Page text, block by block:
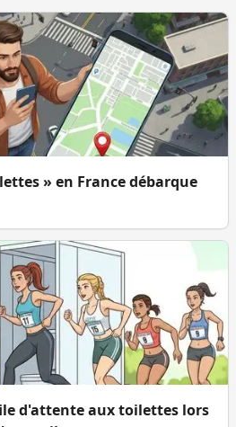
» en France débarque
d'attente aux toilettes lors